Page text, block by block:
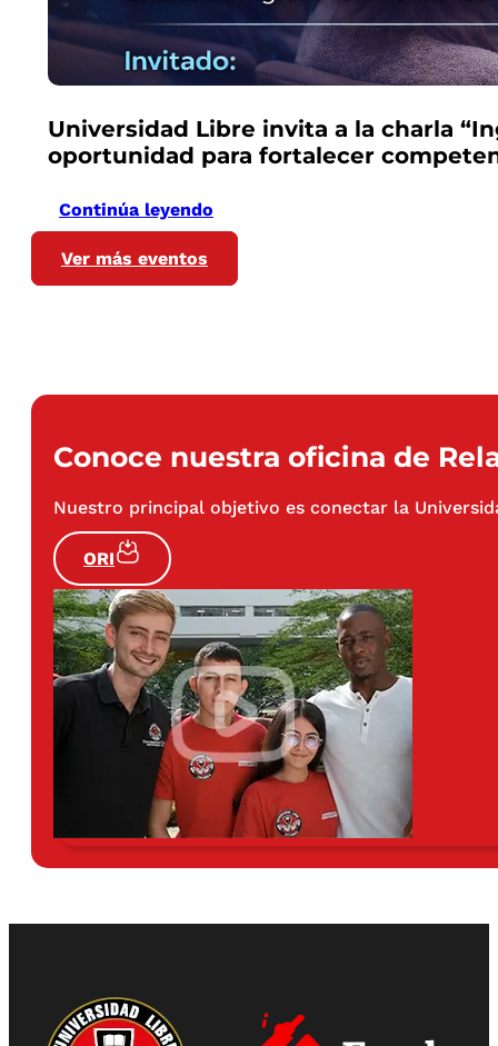
Universidad Libre invita a la charla
oportunidad para fortalecer
Continúa leyendo
Ver más eventos
Conoce nuestra oficina de
Nuestro principal objetivo es conectar la
ORI